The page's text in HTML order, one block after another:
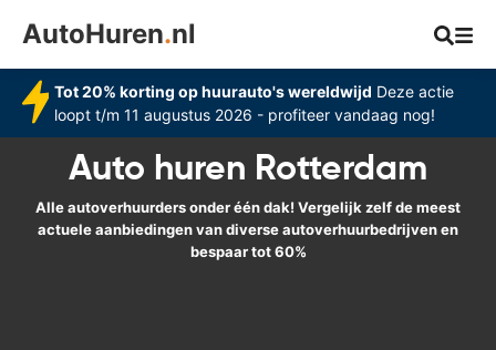
AutoHuren.nl
Tot 20% korting op huurauto's wereldwijd Deze actie
loopt t/m 11 augustus 2026 - profiteer vandaag nog!
Auto huren Rotterdam
Alle autoverhuurders onder één dak! Vergelijk zelf de meest
actuele aanbiedingen van diverse autoverhuurbedrijven en
bespaar tot 60%